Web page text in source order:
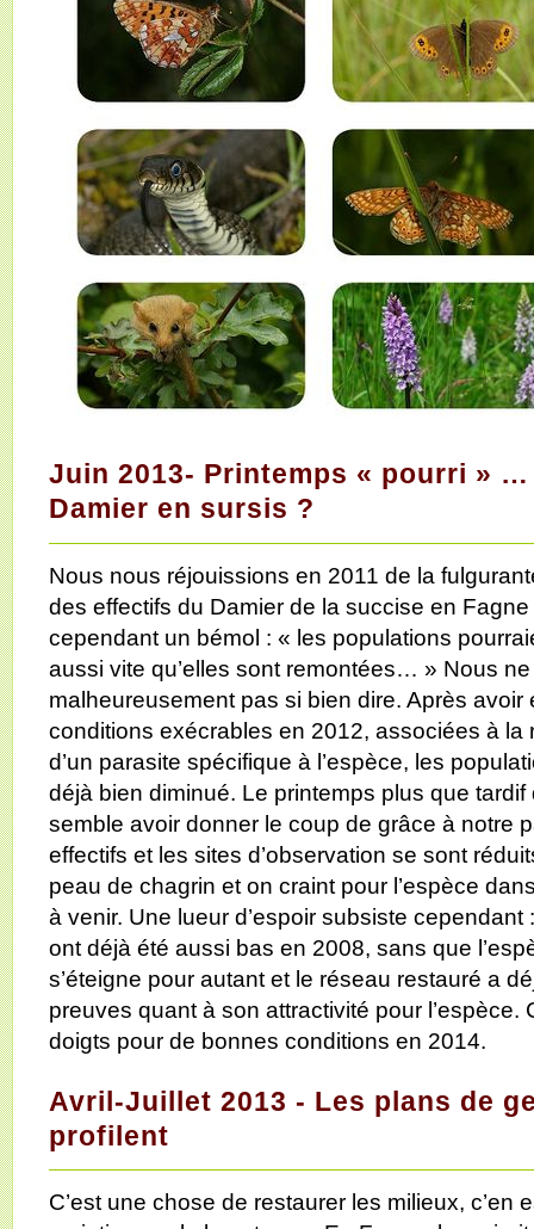
Juin 2013- Printemps « pourri »
Damier en sursis ?
Nous nous réjouissions en 2011 de la
des effectifs du Damier de la succise en
cependant un bémol : « les populations
aussi vite qu’elles sont remontées… » Nous
malheureusement pas si bien dire. Après avoir
conditions exécrables en 2012, associées à la
d’un parasite spécifique à l’espèce, les
déjà bien diminué. Le printemps plus que tardif
semble avoir donner le coup de grâce à notre
effectifs et les sites d’observation se sont
peau de chagrin et on craint pour l’espèce
à venir. Une lueur d’espoir subsiste cependant
ont déjà été aussi bas en 2008, sans que
s’éteigne pour autant et le réseau restauré a
preuves quant à son attractivité pour l’espèce.
doigts pour de bonnes conditions en 2014.
Avril-Juillet 2013 - Les plans de
profilent
C’est une chose de restaurer les milieux, c’en